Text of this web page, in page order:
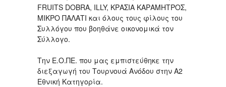
FRUITS DOBRA, ILLY, ΚΡΑΣΙΑ ΚΑΡΑΜΗΤΡΟΣ,
ΜΙΚΡΟ ΠΑΛΑΤΙ και όλους τους φίλους του
Συλλόγου που βοηθάνε οικονομικά τον
Σύλλογο.
Την Ε.Ο.ΠΕ. που μας εμπιστεύθηκε την
διεξαγωγή του Τουρνουά Ανόδου στην Α2
Εθνική Κατηγορία.